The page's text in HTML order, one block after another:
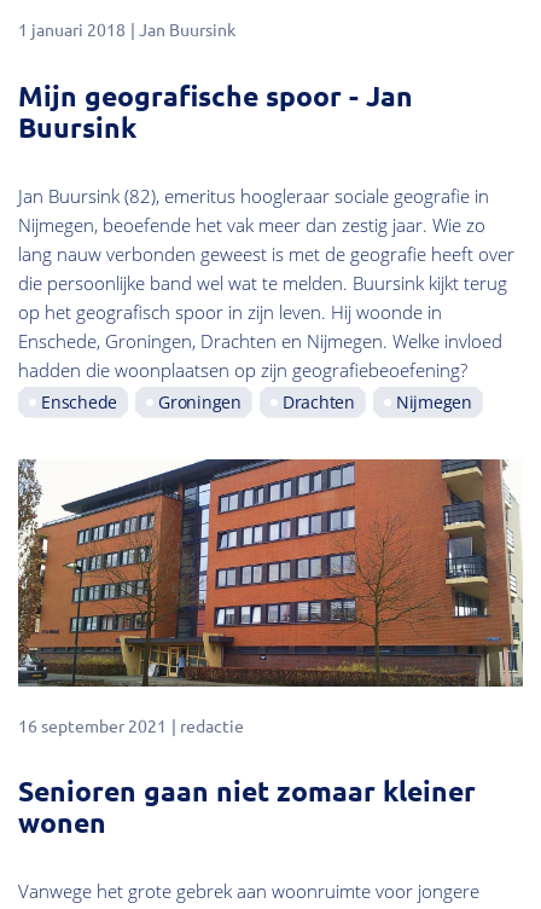
1 januari 2018 Jan Buursink
Mijn geografische spoor - Jan
Buursink
Jan Buursink (82), emeritus hoogleraar sociale geografie in
Nijmegen, beoefende het vak meer dan zestig jaar. Wie zo
lang nauw verbonden geweest is met de geografie heeft over
die persoonlijke band wel wat te melden. Buursink kijkt terug
op het geografisch spoor in zijn leven. Hij woonde in
Enschede, Groningen, Drachten en Nijmegen. Welke invloed
hadden die woonplaatsen op zijn geografiebeoefening?
Enschede Groningen Drachten Nijmegen
16 september 2021 redactie
Senioren gaan niet zomaar kleiner
wonen
Vanwege het grote gebrek aan woonruimte voor jongere